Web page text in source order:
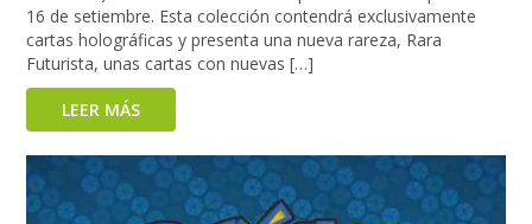
16 de setiembre. Esta colección contendrá exclusivamente
cartas holográficas y presenta una nueva rareza, Rara
Futurista, unas cartas con nuevas […]
LEER MÁS